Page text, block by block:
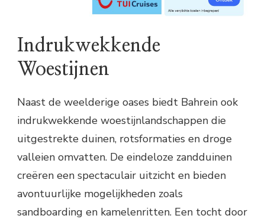
Indrukwekkende
Woestijnen
Naast de weelderige oases biedt Bahrein ook
indrukwekkende woestijnlandschappen die
uitgestrekte duinen, rotsformaties en droge
valleien omvatten. De eindeloze zandduinen
creëren een spectaculair uitzicht en bieden
avontuurlijke mogelijkheden zoals
sandboarding en kamelenritten. Een tocht door